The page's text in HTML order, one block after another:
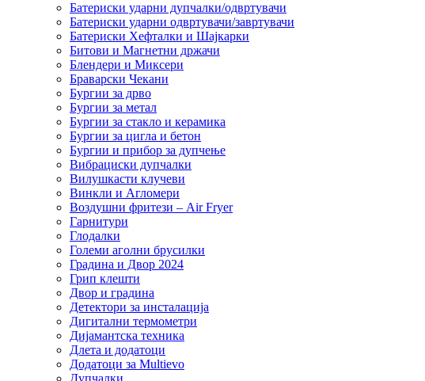
Батериски ударни дупчалки/одвртувачи
Батериски ударни одвртувачи/завртувачи
Батериски Хефталки и Шајкарки
Битови и Магнетни држачи
Блендери и Миксери
Браварски Чекани
Бургии за дрво
Бургии за метал
Бургии за стакло и керамика
Бургии за цигла и бетон
Бургии и прибор за дупчење
Вибрациски дупчалки
Вилушкасти клучеви
Винкли и Агломери
Воздушни фритези – Air Fryer
Гарнитури
Глодалки
Големи аголни брусилки
Градина и Двор 2024
Грип клешти
Двор и градина
Детектори за инсталација
Дигитални термометри
Дијамантска техника
Длета и додатоци
Додатоци за Multievo
Дупчалки